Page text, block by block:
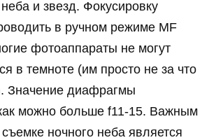
неба и звезд. Фокусировку
в ручном режиме MF
фотоаппараты не могут
в темноте (им просто не за что
Значение диафрагмы
можно больше f11-15. Важным
ночного неба является